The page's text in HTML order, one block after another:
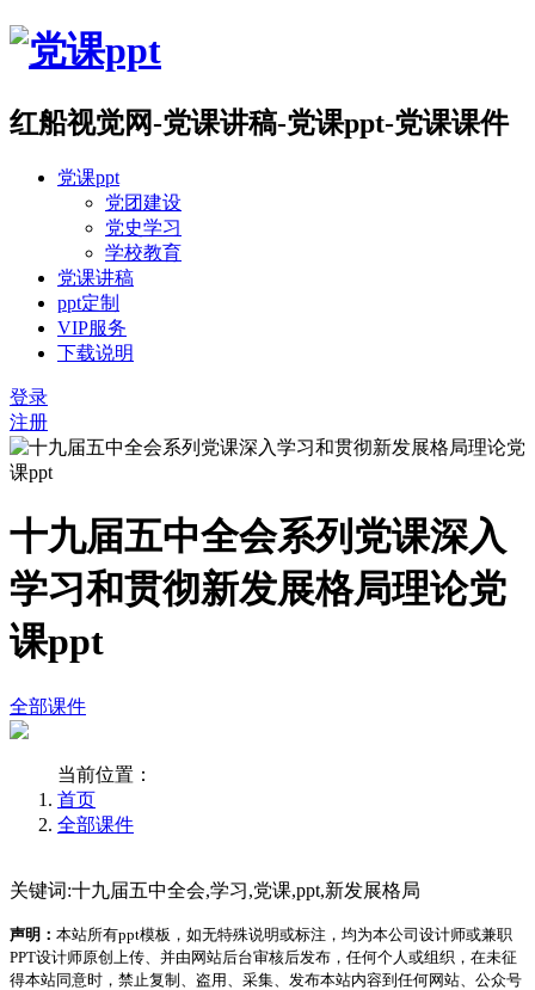
红船视觉网-党课讲稿-党课ppt-党课课件
党课ppt
党团建设
党史学习
学校教育
党课讲稿
ppt定制
VIP服务
下载说明
登录
注册
十九届五中全会系列党课深入
学习和贯彻新发展格局理论党
课ppt
全部课件
当前位置：
首页
全部课件
关键词:十九届五中全会,学习,党课,ppt,新发展格局
声明： 本站所有ppt模板，如无特殊说明或标注，均为本公司设计师或兼职
PPT设计师原创上传、并由网站后台审核后发布，任何个人或组织，在未征
得本站同意时，禁止复制、盗用、采集、发布本站内容到任何网站、公众号